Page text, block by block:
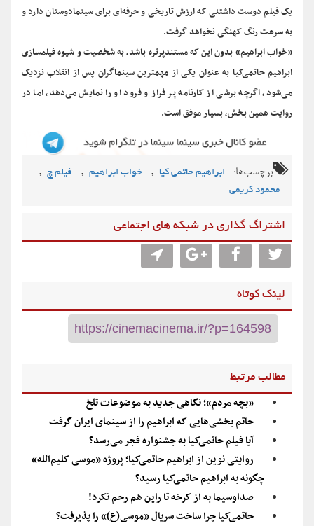
یک فیلم دوست داشتنی که ارزش تاریخی و حرفه‌ای برای سینمادوستان دارد و
به سرعت رنگ کهنگی نخواهد گرفت.
«خواب ابراهیم» بدون این که مستندپرتره باشد، به شخصیت و شیوه فیلمسازی
ابراهیم حاتمی‌کیا به عنوان یکی از مهمترین سینماگران پس از انقلاب نزدیک
می‌شود، اگرچه برشی از کارنامه پر فراز و فرود او را نمایش می‌دهد، اما در
روایت همین بخش، بسیار موفق است.
برچسب‌ها: ابراهیم حاتمی کیا , خواب ابراهيم , فیلم چ ,
محمود کریمی
اشتراگ گذاری در شبکه های اجتماعی
لینک کوتاه
مطالب مرتبط
«بچه مردم»؛ نگاهی جدید به موضوعات تلخ
حاتم بخشی‌هایی که ابراهیم را از سینمای ایران گرفت
آیا فیلم حاتمی‌کیا به جشنواره فجر می‌رسد؟
روایتی نوین از ابراهیم حاتمی‌کیا؛ پروژه «موسی کلیم‌الله»
چگونه به ابراهیم حاتمی‌کیا رسید؟
صداوسیما به از کرخه تا راین هم رحم نکرد!
حاتمی‌کیا چرا ساخت سریال «موسی(ع)» را پذیرفت؟